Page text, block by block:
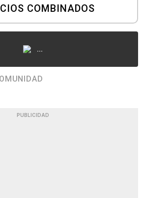
COMBINADOS
...
PUBLICIDAD